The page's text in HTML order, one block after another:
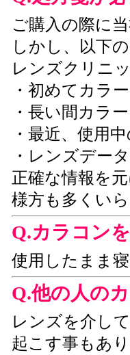
ご購入の際に
しかし、以下
レンズクリニ
・初めてカラ
・長い間カラ
・最近、使用
・レンズデー
正確な情報を
様方も多くい
Q.カラコン
使用したまま
Q.他の人の
レンズを介し
起こす事もあ